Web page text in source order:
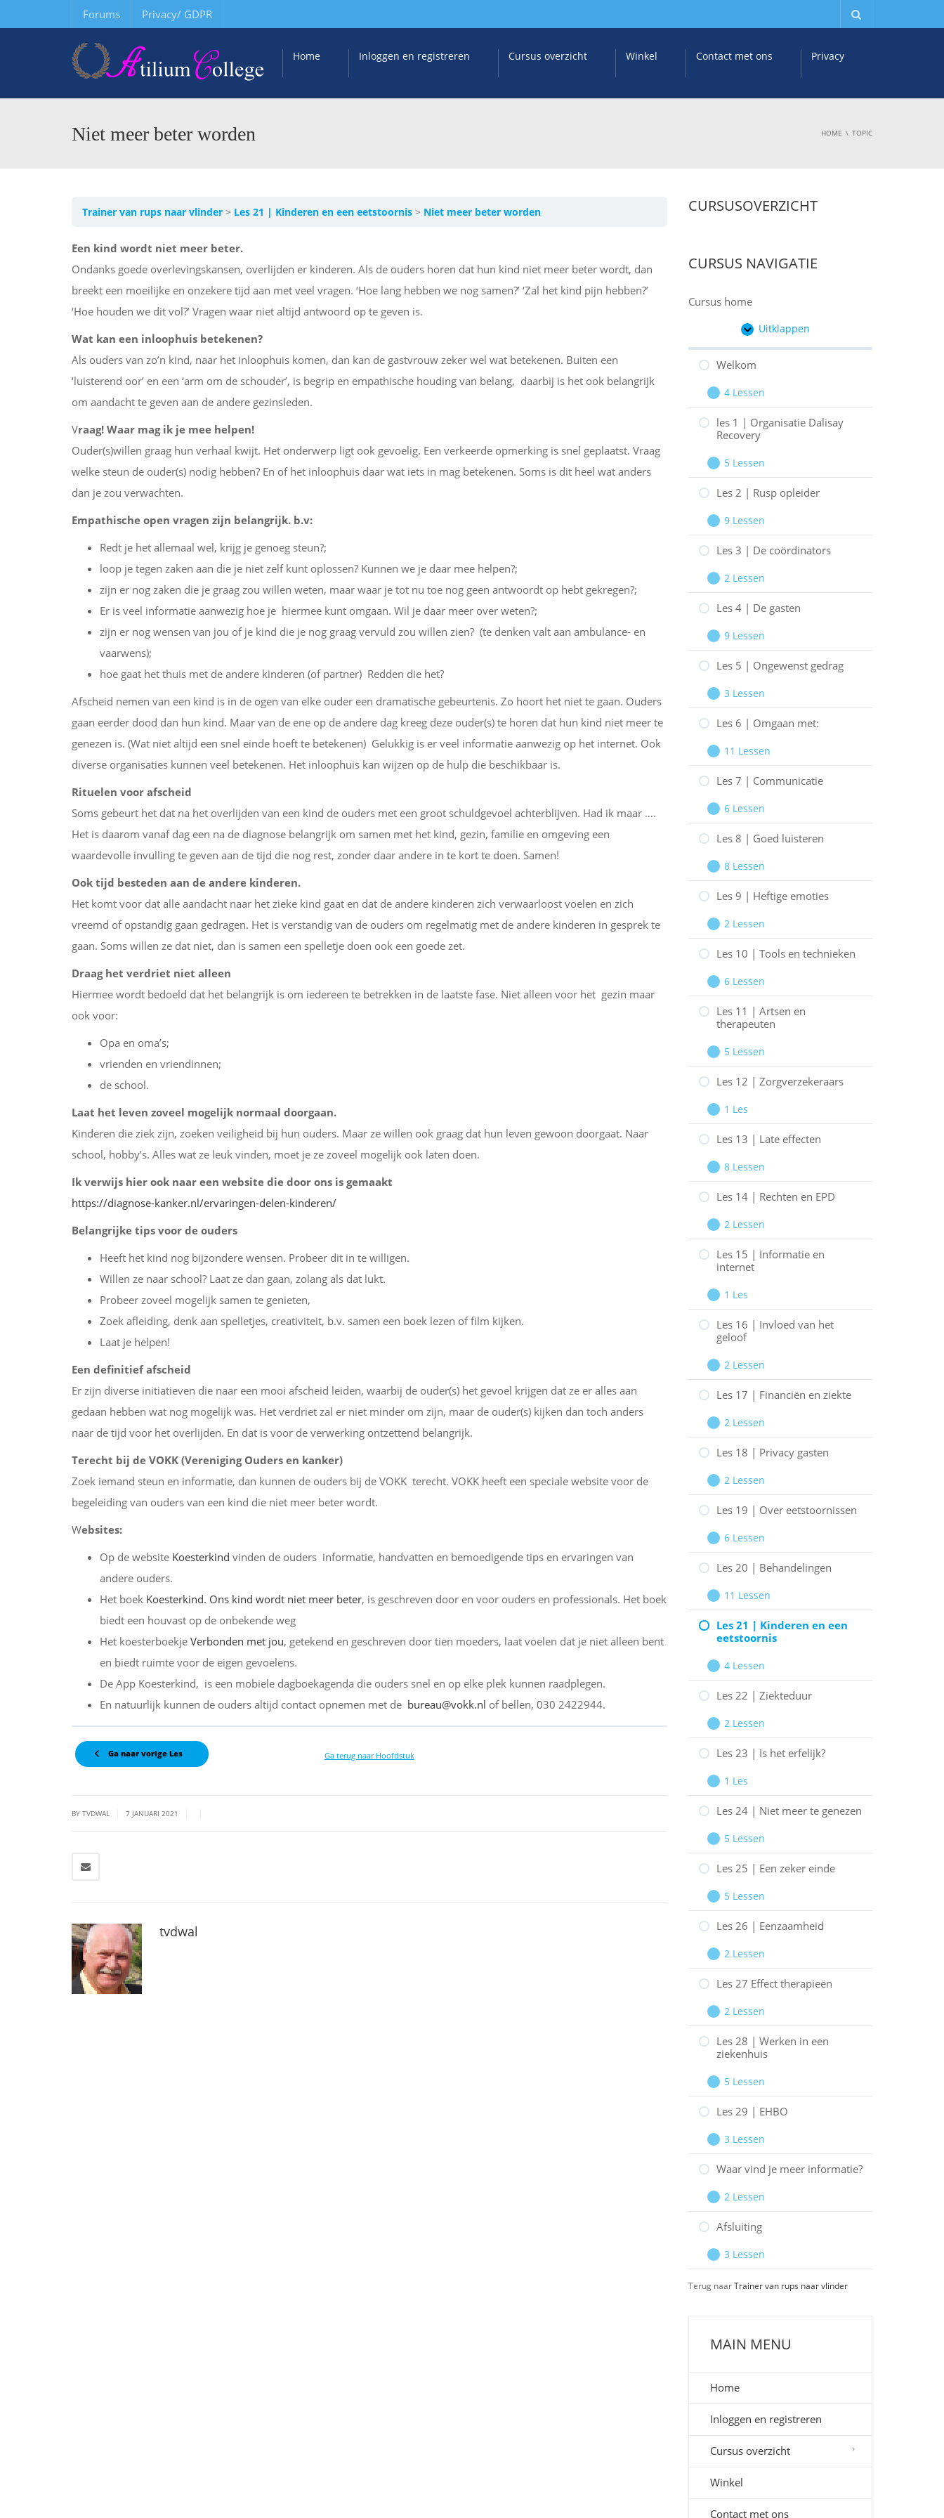
Forums Privacy/ GDPR
Home Inloggen en registreren Cursus overzicht Winkel Contact met ons Privacy
Niet meer beter worden HOME TOPIC
Trainer van rups naar vlinder Les 21 | Kinderen en een eetstoornis Niet meer beter worden
Een kind wordt niet meer beter.
Ondanks goede overlevingskansen, overlijden er kinderen. Als de ouders horen dat hun kind niet meer beter wordt, dan
breekt een moeilijke en onzekere tijd aan met veel vragen. ‘Hoe lang hebben we nog samen?’ ‘Zal het kind pijn hebben?’
‘Hoe houden we dit vol?’ Vragen waar niet altijd antwoord op te geven is.
Wat kan een inloophuis betekenen?
Als ouders van zo’n kind, naar het inloophuis komen, dan kan de gastvrouw zeker wel wat betekenen. Buiten een
‘luisterend oor’ en een ‘arm om de schouder’, is begrip en empathische houding van belang, daarbij is het ook belangrijk
om aandacht te geven aan de andere gezinsleden.
Vraag! Waar mag ik je mee helpen!
Ouder(s)willen graag hun verhaal kwijt. Het onderwerp ligt ook gevoelig. Een verkeerde opmerking is snel geplaatst. Vraag
welke steun de ouder(s) nodig hebben? En of het inloophuis daar wat iets in mag betekenen. Soms is dit heel wat anders
dan je zou verwachten.
Empathische open vragen zijn belangrijk. b.v:
Redt je het allemaal wel, krijg je genoeg steun?;
loop je tegen zaken aan die je niet zelf kunt oplossen? Kunnen we je daar mee helpen?;
zijn er nog zaken die je graag zou willen weten, maar waar je tot nu toe nog geen antwoordt op hebt gekregen?;
Er is veel informatie aanwezig hoe je hiermee kunt omgaan. Wil je daar meer over weten?;
zijn er nog wensen van jou of je kind die je nog graag vervuld zou willen zien? (te denken valt aan ambulance- en
vaarwens);
hoe gaat het thuis met de andere kinderen (of partner) Redden die het?
Afscheid nemen van een kind is in de ogen van elke ouder een dramatische gebeurtenis. Zo hoort het niet te gaan. Ouders
gaan eerder dood dan hun kind. Maar van de ene op de andere dag kreeg deze ouder(s) te horen dat hun kind niet meer te
genezen is. (Wat niet altijd een snel einde hoeft te betekenen) Gelukkig is er veel informatie aanwezig op het internet. Ook
diverse organisaties kunnen veel betekenen. Het inloophuis kan wijzen op de hulp die beschikbaar is.
Rituelen voor afscheid
Soms gebeurt het dat na het overlijden van een kind de ouders met een groot schuldgevoel achterblijven. Had ik maar ….
Het is daarom vanaf dag een na de diagnose belangrijk om samen met het kind, gezin, familie en omgeving een
waardevolle invulling te geven aan de tijd die nog rest, zonder daar andere in te kort te doen. Samen!
Ook tijd besteden aan de andere kinderen.
Het komt voor dat alle aandacht naar het zieke kind gaat en dat de andere kinderen zich verwaarloost voelen en zich
vreemd of opstandig gaan gedragen. Het is verstandig van de ouders om regelmatig met de andere kinderen in gesprek te
gaan. Soms willen ze dat niet, dan is samen een spelletje doen ook een goede zet.
Draag het verdriet niet alleen
Hiermee wordt bedoeld dat het belangrijk is om iedereen te betrekken in de laatste fase. Niet alleen voor het gezin maar
ook voor:
Opa en oma’s;
vrienden en vriendinnen;
de school.
Laat het leven zoveel mogelijk normaal doorgaan.
Kinderen die ziek zijn, zoeken veiligheid bij hun ouders. Maar ze willen ook graag dat hun leven gewoon doorgaat. Naar
school, hobby’s. Alles wat ze leuk vinden, moet je ze zoveel mogelijk ook laten doen.
Ik verwijs hier ook naar een website die door ons is gemaakt
https://diagnose-kanker.nl/ervaringen-delen-kinderen/
Belangrijke tips voor de ouders
Heeft het kind nog bijzondere wensen. Probeer dit in te willigen.
Willen ze naar school? Laat ze dan gaan, zolang als dat lukt.
Probeer zoveel mogelijk samen te genieten,
Zoek afleiding, denk aan spelletjes, creativiteit, b.v. samen een boek lezen of film kijken.
Laat je helpen!
Een definitief afscheid
Er zijn diverse initiatieven die naar een mooi afscheid leiden, waarbij de ouder(s) het gevoel krijgen dat ze er alles aan
gedaan hebben wat nog mogelijk was. Het verdriet zal er niet minder om zijn, maar de ouder(s) kijken dan toch anders
naar de tijd voor het overlijden. En dat is voor de verwerking ontzettend belangrijk.
Terecht bij de VOKK (Vereniging Ouders en kanker)
Zoek iemand steun en informatie, dan kunnen de ouders bij de VOKK terecht. VOKK heeft een speciale website voor de
begeleiding van ouders van een kind die niet meer beter wordt.
Websites:
Op de website Koesterkind vinden de ouders informatie, handvatten en bemoedigende tips en ervaringen van
andere ouders.
Het boek Koesterkind. Ons kind wordt niet meer beter, is geschreven door en voor ouders en professionals. Het boek
biedt een houvast op de onbekende weg
Het koesterboekje Verbonden met jou, getekend en geschreven door tien moeders, laat voelen dat je niet alleen bent
en biedt ruimte voor de eigen gevoelens.
De App Koesterkind, is een mobiele dagboekagenda die ouders snel en op elke plek kunnen raadplegen.
En natuurlijk kunnen de ouders altijd contact opnemen met de bureau@vokk.nl of bellen, 030 2422944.
Ga naar vorige Les Ga terug naar Hoofdstuk
BY TVDWAL 7 JANUARI 2021
tvdwal
CURSUSOVERZICHT
CURSUS NAVIGATIE
Cursus home
Uitklappen
Hoofdstukken
Welkom
Uitbreiden
Welkom
4 Lessen
les 1 | Organisatie Dalisay
Recovery
Uitbreiden
les
1
Organisatie
Dalisay
5 Lessen
Les 2 | Rusp opleider
Uitbreiden
Les
2
Rusp
opleider
9 Lessen
Les 3 | De coördinators
Uitbreiden
Les
3
De
coördinators
2 Lessen
Les 4 | De gasten
Uitbreiden
Les
4
De
gasten
9 Lessen
Les 5 | Ongewenst gedrag
Uitbreiden
Les
5
Ongewenst
gedrag
3 Lessen
Les 6 | Omgaan met:
Uitbreiden
Les
6
Omgaan
met:
11 Lessen
Les 7 | Communicatie
Uitbreiden
Les
7
Communicatie
6 Lessen
Les 8 | Goed luisteren
Uitbreiden
Les
8
Goed
luisteren
8 Lessen
Les 9 | Heftige emoties
Uitbreiden
Les
9
Heftige
emoties
2 Lessen
Les 10 | Tools en technieken
Uitbreiden
Les
10
Tools
en
technieken
6 Lessen
Les 11 | Artsen en
therapeuten
Uitbreiden
Les
11
Artsen
en
5 Lessen
Les 12 | Zorgverzekeraars
Uitbreiden
Les
12
Zorgverzekeraars
1 Les
Les 13 | Late effecten
Uitbreiden
Les
13
Late
effecten
8 Lessen
Les 14 | Rechten en EPD
Uitbreiden
Les
14
Rechten
en
EPD
2 Lessen
Les 15 | Informatie en
internet
Uitbreiden
Les
15
Informatie
en
internet
1 Les
Les 16 | Invloed van het
geloof
Uitbreiden
Les
16
Invloed
van
geloof
2 Lessen
Les 17 | Financiën en ziekte
Uitbreiden
Les
17
Financiën
en
2 Lessen
Les 18 | Privacy gasten
Uitbreiden
Les
18
Privacy
gasten
2 Lessen
Les 19 | Over eetstoornissen
Uitbreiden
Les
19
Over
eetstoornissen
6 Lessen
Les 20 | Behandelingen
Uitbreiden
Les
20
Behandelingen
11 Lessen
Les 21 | Kinderen en een
eetstoornis
Uitbreiden
Les
21
Kinderen
en
eetstoornis
4 Lessen
Les 22 | Ziekteduur
Uitbreiden
Les
22
Ziekteduur
2 Lessen
Les 23 | Is het erfelijk?
Uitbreiden
Les
23
Is
het
1 Les
Les 24 | Niet meer te genezen
Uitbreiden
Les
24
Niet
meer
genezen
5 Lessen
Les 25 | Een zeker einde
Uitbreiden
Les
25
Een
zeker
5 Lessen
Les 26 | Eenzaamheid
Uitbreiden
Les
26
Eenzaamheid
2 Lessen
Les 27 Effect therapieën
Uitbreiden
Les
27
Effect
therapieën
2 Lessen
Les 28 | Werken in een
ziekenhuis
Uitbreiden
Les
28
Werken
in
ziekenhuis
5 Lessen
Les 29 | EHBO
Uitbreiden
Les
29
EHBO
3 Lessen
Waar vind je meer informatie?
Uitbreiden
Waar
vind
meer
informatie?
2 Lessen
Afsluiting
Uitbreiden
Afsluiting
3 Lessen
Terug naarTrainer van rups naar vlinder
MAIN MENU
Home
Inloggen en registreren
Cursus overzicht
Winkel
Contact met ons